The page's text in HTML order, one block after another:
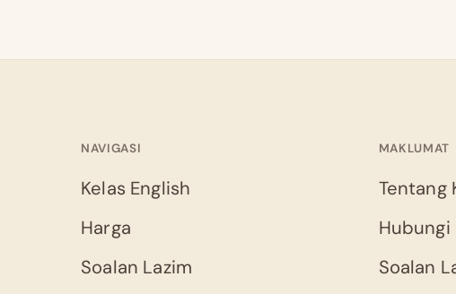
NAVIGASI
Kelas English
Harga
Soalan Lazim
MAKLUMAT
Tentang
Hubungi
Soalan